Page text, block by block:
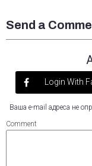
Send a
Login With
Ваша e-mail адреса не
Comment